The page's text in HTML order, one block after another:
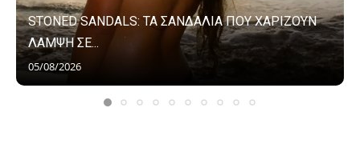
STONED SANDALS: ΤΑ ΣΑΝΔΑΛΙΑ ΠΟΥ ΧΑΡΙΖΟΥΝ
ΛΑΜΨΗ ΣΕ...
05/08/2026